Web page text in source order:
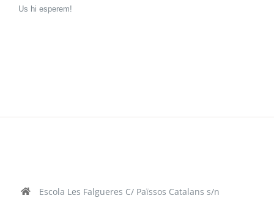
Us hi esperem!
Escola Les Falgueres C/ Païssos Catalans s/n